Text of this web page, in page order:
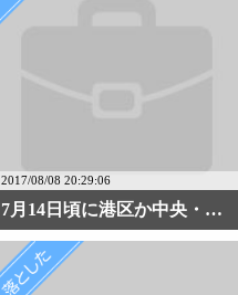
2017/08/08 20:29:06
7月14日頃に港区か中央・・・